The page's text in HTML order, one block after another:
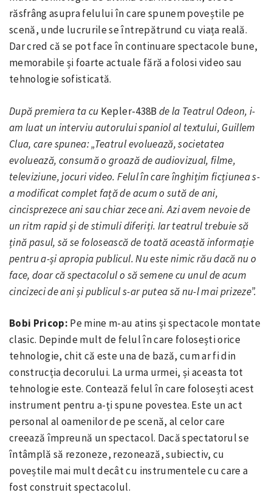
răsfrâng asupra felului în care spunem poveștile pe
scenă, unde lucrurile se întrepătrund cu viața reală.
Dar cred că se pot face în continuare spectacole bune,
memorabile și foarte actuale fără a folosi video sau
tehnologie sofisticată.
După premiera ta cu Kepler-438B de la Teatrul Odeon, i-
am luat un interviu autorului spaniol al textului, Guillem
Clua, care spunea: „Teatrul evoluează, societatea
evoluează, consumă o groază de audiovizual, filme,
televiziune, jocuri video. Felul în care înghițim ficțiunea s-
a modificat complet față de acum o sută de ani,
cincisprezece ani sau chiar zece ani. Azi avem nevoie de
un ritm rapid și de stimuli diferiți. Iar teatrul trebuie să
țină pasul, să se folosească de toată această informație
pentru a-și apropia publicul. Nu este nimic rău dacă nu o
face, doar că spectacolul o să semene cu unul de acum
cincizeci de ani și publicul s-ar putea să nu-l mai prizeze”.
Bobi Pricop: Pe mine m-au atins și spectacole montate
clasic. Depinde mult de felul în care folosești orice
tehnologie, chit că este una de bază, cum ar fi din
construcția decorului. La urma urmei, și aceasta tot
tehnologie este. Contează felul în care folosești acest
instrument pentru a-ți spune povestea. Este un act
personal al oamenilor de pe scenă, al celor care
creează împreună un spectacol. Dacă spectatorul se
întâmplă să rezoneze, rezonează, subiectiv, cu
poveștile mai mult decât cu instrumentele cu care a
fost construit spectacolul.